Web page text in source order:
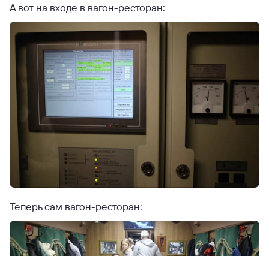
А вот на входе в вагон-ресторан:
Теперь сам вагон-ресторан: